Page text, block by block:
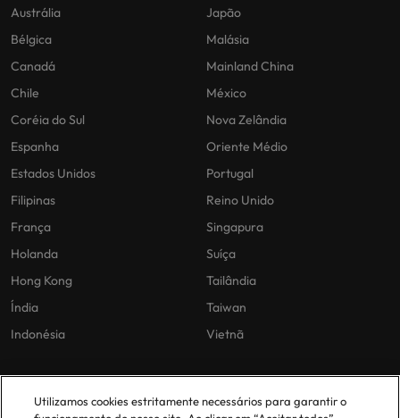
Austrália
Bélgica
Canadá
Chile
Coréia do Sul
Espanha
Estados Unidos
Filipinas
França
Holanda
Hong Kong
Índia
Indonésia
Japão
Malásia
Mainland China
México
Nova Zelândia
Oriente Médio
Portugal
Reino Unido
Singapura
Suíça
Tailândia
Taiwan
Vietnã
As nossas políticas
O nosso escritório em
Utilizamos cookies estritamente necessários para garantir o